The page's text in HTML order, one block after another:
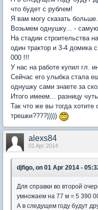
что будет с рублем!
Я вам могу сказать
Возьмем однушку... -
На стадии строительства
один трактор и 3-4 домика
000 !!!
У нас на работе купил гл.
Сейчас его улыбка стала
однушку сами знаете за
Итого имеем... разницу
Так что же вы тогда хотите
трешки????)))))
alexs84
01 Apr 2014
djfigo, on 01 Apr 2014 -
Для справки во второй
умножаем на 77 м = 5 390
А в следущем году будут